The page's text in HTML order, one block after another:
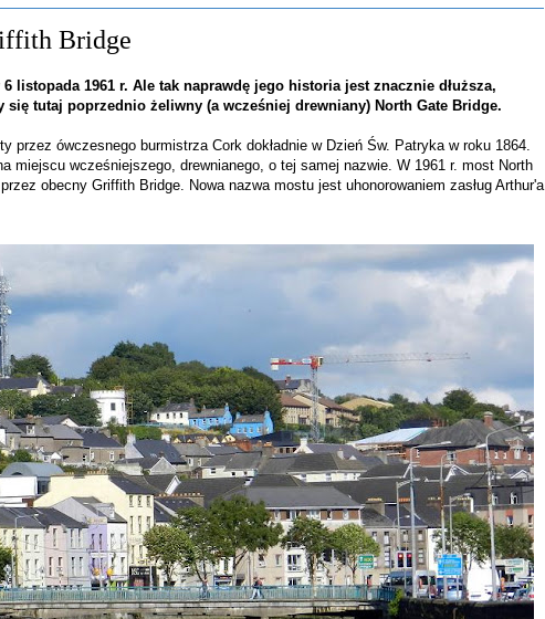
Bridge
listopada 1961 r. Ale tak naprawdę jego historia jest znacznie dłuższa,
się tutaj poprzednio żeliwny (a wcześniej drewniany) North Gate Bridge.
przez ówczesnego burmistrza Cork dokładnie w Dzień Św. Patryka w roku 1864.
miejscu wcześniejszego, drewnianego, o tej samej nazwie. W 1961 r. most North
obecny Griffith Bridge. Nowa nazwa mostu jest uhonorowaniem zasług Arthur'a